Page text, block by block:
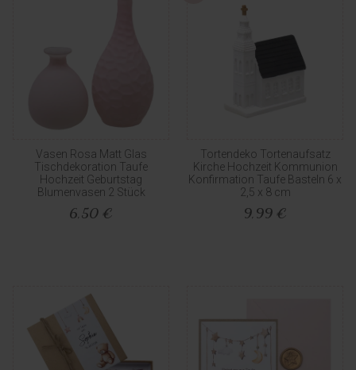
Vasen Rosa Matt Glas
Tischdekoration Taufe
Hochzeit Geburtstag
Blumenvasen 2 Stück
6,50 €
Tortendeko Tortenaufsatz
Kirche Hochzeit Kommunion
Konfirmation Taufe Basteln 6 x
2,5 x 8 cm
9,99 €